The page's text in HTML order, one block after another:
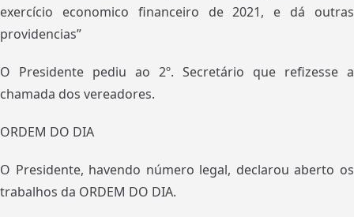
exercício economico financeiro de 2021, e dá outras
providencias”
O Presidente pediu ao 2º. Secretário que refizesse a
chamada dos vereadores.
ORDEM DO DIA
O Presidente, havendo número legal, declarou aberto os
trabalhos da ORDEM DO DIA.